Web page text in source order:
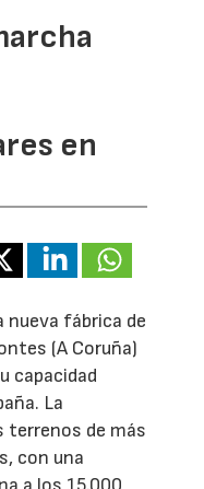
en
nueva fábrica de
(A Coruña)
capacidad
La
terrenos de más
con una